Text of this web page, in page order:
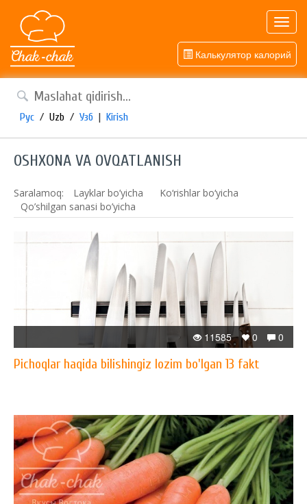
Калькулятор калорий
Рус / Uzb / Узб | Kirish
OSHXONA VA OVQATLANISH
Saralamoq: Layklar bo’yicha
Ko‘rishlar bo‘yicha
Qo’shilgan sanasi bo’yicha
0
0
11585
Pichoqlar haqida bilishingiz lozim bo'lgan 13 fakt